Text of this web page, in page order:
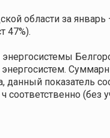
области за
47%).
данный показатель
соответственно